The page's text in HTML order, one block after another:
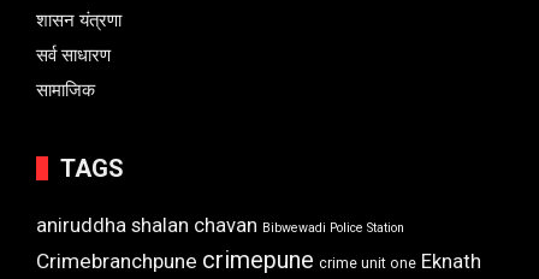
शासन यंत्रणा
सर्व साधारण
सामाजिक
TAGS
aniruddha shalan chavan Bibwewadi Police Station
Crimebranchpune crimepune crime unit one Eknath